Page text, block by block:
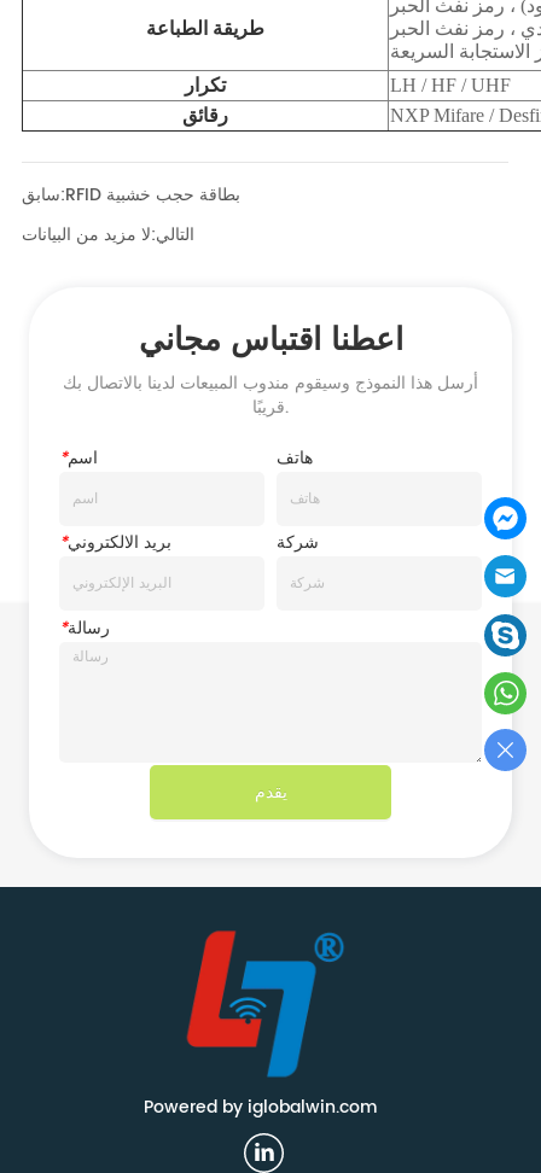
سابق:
RFID بطاقة حجب خشبية
التالي:لا مزيد من البيانات
اعطنا اقتباس مجاني
أرسل هذا النموذج وسيقوم مندوب المبيعات لدينا بالاتصال بك
قريبًا.
*اسم هاتف
*بريد الالكتروني شركة
*رسالة
يقدم
Powered by iglobalwin.com